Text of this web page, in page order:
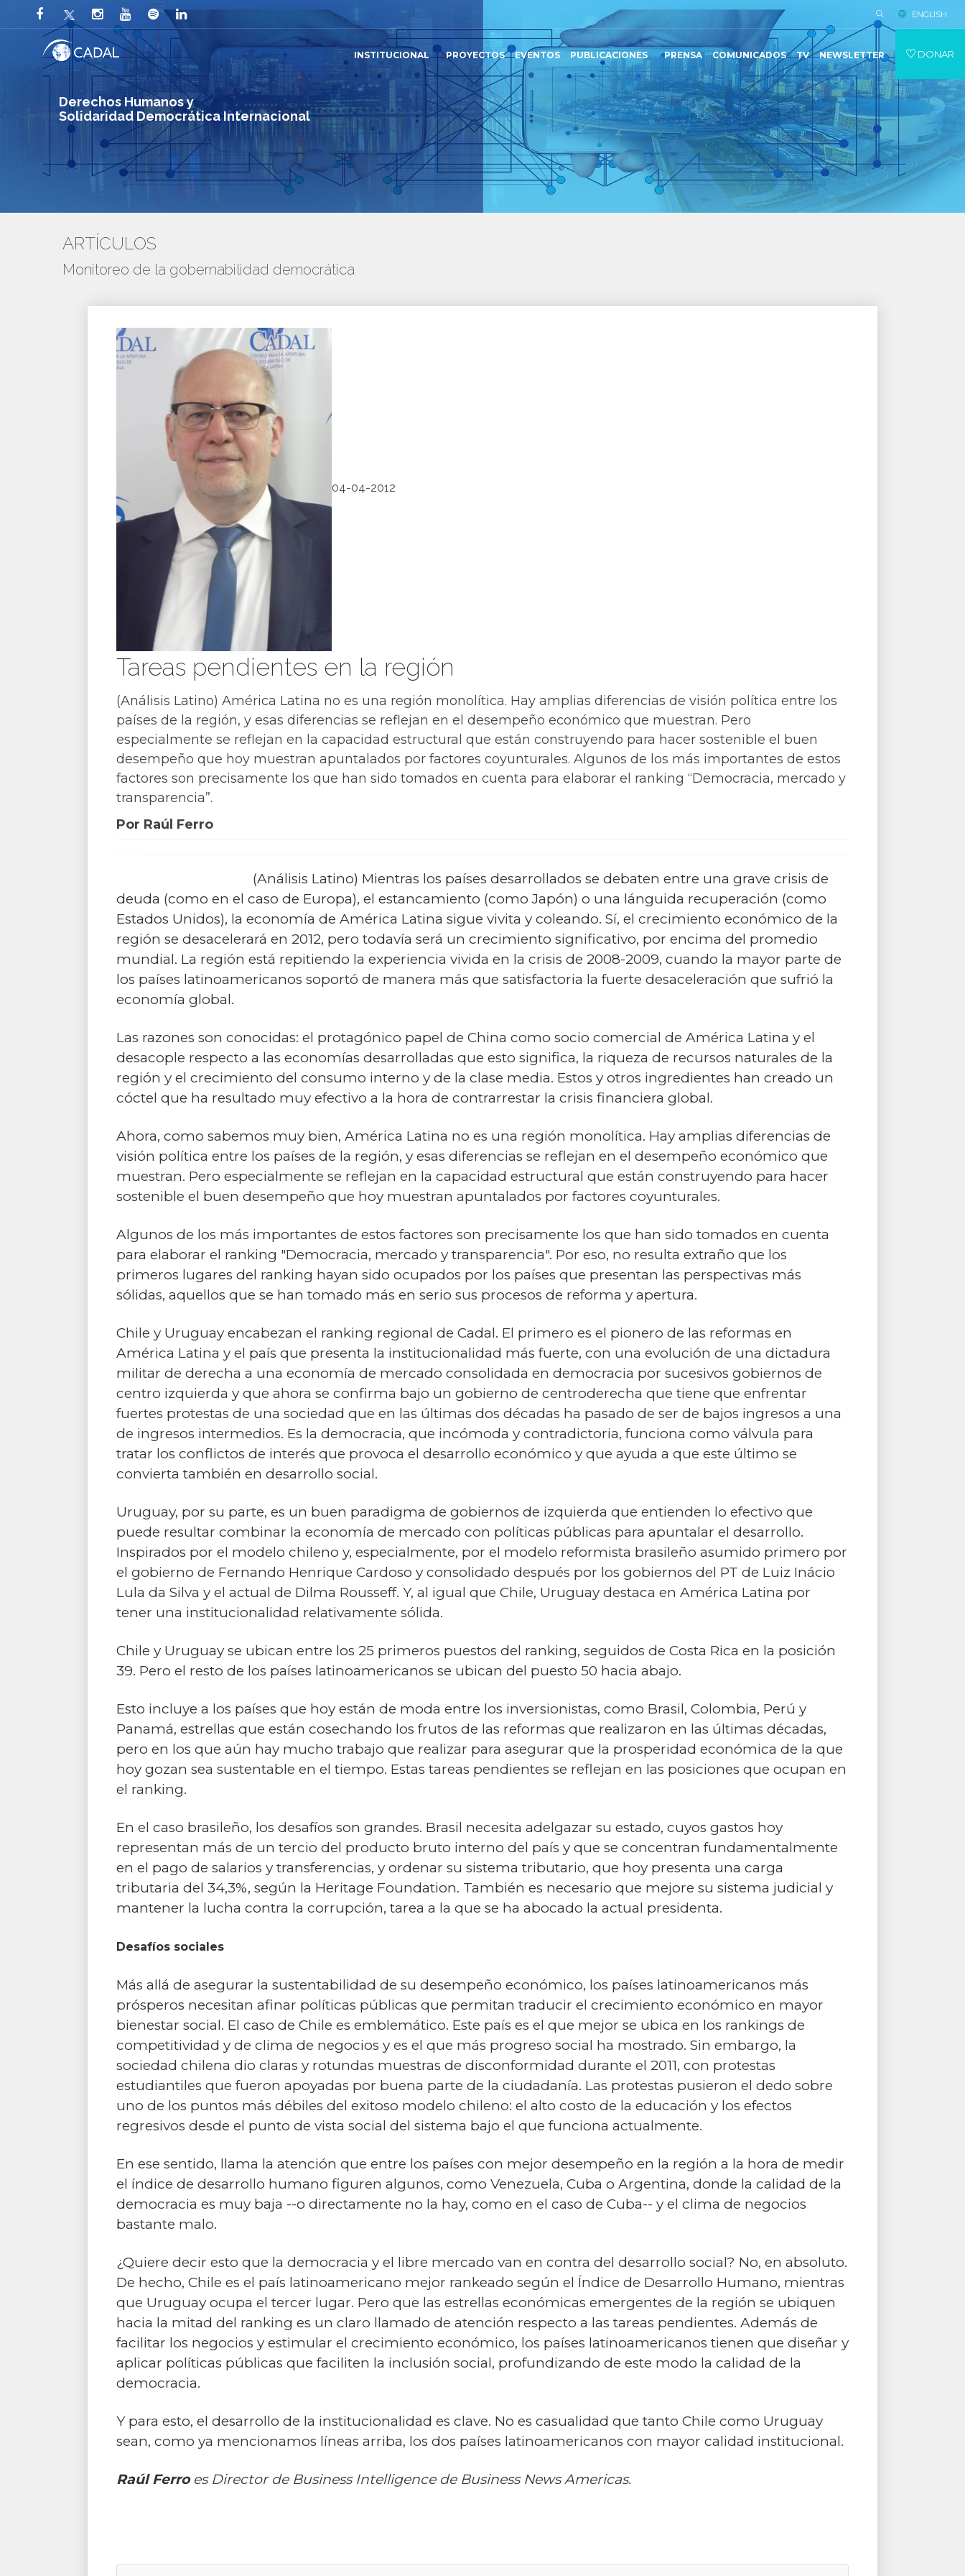
Derechos Humanos y
Solidaridad Democrática Internacional
ENGLISH
INSTITUCIONAL PROYECTOS EVENTOS PUBLICACIONES PRENSA COMUNICADOS TV NEWSLETTER DONAR
ARTÍCULOS
Monitoreo de la gobernabilidad democrática
04-04-2012
Tareas pendientes en la región
(Análisis Latino) América Latina no es una región monolítica. Hay amplias diferencias de visión política entre los
países de la región, y esas diferencias se reflejan en el desempeño económico que muestran. Pero
especialmente se reflejan en la capacidad estructural que están construyendo para hacer sostenible el buen
desempeño que hoy muestran apuntalados por factores coyunturales. Algunos de los más importantes de estos
factores son precisamente los que han sido tomados en cuenta para elaborar el ranking “Democracia, mercado y
transparencia”.
Por Raúl Ferro
(Análisis Latino) Mientras los países desarrollados se debaten entre una grave crisis de
deuda (como en el caso de Europa), el estancamiento (como Japón) o una lánguida recuperación (como
Estados Unidos), la economía de América Latina sigue vivita y coleando. Sí, el crecimiento económico de la
región se desacelerará en 2012, pero todavía será un crecimiento significativo, por encima del promedio
mundial. La región está repitiendo la experiencia vivida en la crisis de 2008-2009, cuando la mayor parte de
los países latinoamericanos soportó de manera más que satisfactoria la fuerte desaceleración que sufrió la
economía global.
Las razones son conocidas: el protagónico papel de China como socio comercial de América Latina y el
desacople respecto a las economías desarrolladas que esto significa, la riqueza de recursos naturales de la
región y el crecimiento del consumo interno y de la clase media. Estos y otros ingredientes han creado un
cóctel que ha resultado muy efectivo a la hora de contrarrestar la crisis financiera global.
Ahora, como sabemos muy bien, América Latina no es una región monolítica. Hay amplias diferencias de
visión política entre los países de la región, y esas diferencias se reflejan en el desempeño económico que
muestran. Pero especialmente se reflejan en la capacidad estructural que están construyendo para hacer
sostenible el buen desempeño que hoy muestran apuntalados por factores coyunturales.
Algunos de los más importantes de estos factores son precisamente los que han sido tomados en cuenta
para elaborar el ranking "Democracia, mercado y transparencia". Por eso, no resulta extraño que los
primeros lugares del ranking hayan sido ocupados por los países que presentan las perspectivas más
sólidas, aquellos que se han tomado más en serio sus procesos de reforma y apertura.
Chile y Uruguay encabezan el ranking regional de Cadal. El primero es el pionero de las reformas en
América Latina y el país que presenta la institucionalidad más fuerte, con una evolución de una dictadura
militar de derecha a una economía de mercado consolidada en democracia por sucesivos gobiernos de
centro izquierda y que ahora se confirma bajo un gobierno de centroderecha que tiene que enfrentar
fuertes protestas de una sociedad que en las últimas dos décadas ha pasado de ser de bajos ingresos a una
de ingresos intermedios. Es la democracia, que incómoda y contradictoria, funciona como válvula para
tratar los conflictos de interés que provoca el desarrollo económico y que ayuda a que este último se
convierta también en desarrollo social.
Uruguay, por su parte, es un buen paradigma de gobiernos de izquierda que entienden lo efectivo que
puede resultar combinar la economía de mercado con políticas públicas para apuntalar el desarrollo.
Inspirados por el modelo chileno y, especialmente, por el modelo reformista brasileño asumido primero por
el gobierno de Fernando Henrique Cardoso y consolidado después por los gobiernos del PT de Luiz Inácio
Lula da Silva y el actual de Dilma Rousseff. Y, al igual que Chile, Uruguay destaca en América Latina por
tener una institucionalidad relativamente sólida.
Chile y Uruguay se ubican entre los 25 primeros puestos del ranking, seguidos de Costa Rica en la posición
39. Pero el resto de los países latinoamericanos se ubican del puesto 50 hacia abajo.
Esto incluye a los países que hoy están de moda entre los inversionistas, como Brasil, Colombia, Perú y
Panamá, estrellas que están cosechando los frutos de las reformas que realizaron en las últimas décadas,
pero en los que aún hay mucho trabajo que realizar para asegurar que la prosperidad económica de la que
hoy gozan sea sustentable en el tiempo. Estas tareas pendientes se reflejan en las posiciones que ocupan en
el ranking.
En el caso brasileño, los desafíos son grandes. Brasil necesita adelgazar su estado, cuyos gastos hoy
representan más de un tercio del producto bruto interno del país y que se concentran fundamentalmente
en el pago de salarios y transferencias, y ordenar su sistema tributario, que hoy presenta una carga
tributaria del 34,3%, según la Heritage Foundation. También es necesario que mejore su sistema judicial y
mantener la lucha contra la corrupción, tarea a la que se ha abocado la actual presidenta.
Desafíos sociales
Más allá de asegurar la sustentabilidad de su desempeño económico, los países latinoamericanos más
prósperos necesitan afinar políticas públicas que permitan traducir el crecimiento económico en mayor
bienestar social. El caso de Chile es emblemático. Este país es el que mejor se ubica en los rankings de
competitividad y de clima de negocios y es el que más progreso social ha mostrado. Sin embargo, la
sociedad chilena dio claras y rotundas muestras de disconformidad durante el 2011, con protestas
estudiantiles que fueron apoyadas por buena parte de la ciudadanía. Las protestas pusieron el dedo sobre
uno de los puntos más débiles del exitoso modelo chileno: el alto costo de la educación y los efectos
regresivos desde el punto de vista social del sistema bajo el que funciona actualmente.
En ese sentido, llama la atención que entre los países con mejor desempeño en la región a la hora de medir
el índice de desarrollo humano figuren algunos, como Venezuela, Cuba o Argentina, donde la calidad de la
democracia es muy baja --o directamente no la hay, como en el caso de Cuba-- y el clima de negocios
bastante malo.
¿Quiere decir esto que la democracia y el libre mercado van en contra del desarrollo social? No, en absoluto.
De hecho, Chile es el país latinoamericano mejor rankeado según el Índice de Desarrollo Humano, mientras
que Uruguay ocupa el tercer lugar. Pero que las estrellas económicas emergentes de la región se ubiquen
hacia la mitad del ranking es un claro llamado de atención respecto a las tareas pendientes. Además de
facilitar los negocios y estimular el crecimiento económico, los países latinoamericanos tienen que diseñar y
aplicar políticas públicas que faciliten la inclusión social, profundizando de este modo la calidad de la
democracia.
Y para esto, el desarrollo de la institucionalidad es clave. No es casualidad que tanto Chile como Uruguay
sean, como ya mencionamos líneas arriba, los dos países latinoamericanos con mayor calidad institucional.
Raúl Ferroes Director de Business Intelligence de Business News Americas.